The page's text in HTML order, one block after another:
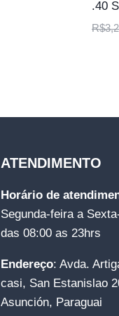
.40
R$
ATENDIMENTO
Horário de
Segunda-feira a
das 08:00 as 23hrs
Endereço: Avda.
casi, San Estanislao
Asunción, Paraguai